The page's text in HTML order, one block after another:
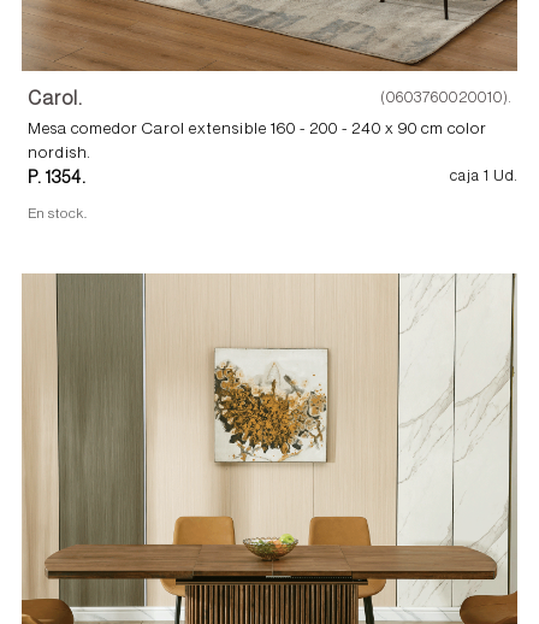
Carol. (0603760020010).
Mesa comedor Carol extensible 160 - 200 - 240 x 90 cm color
nordish.
P. 1354. caja 1 Ud.
En stock.